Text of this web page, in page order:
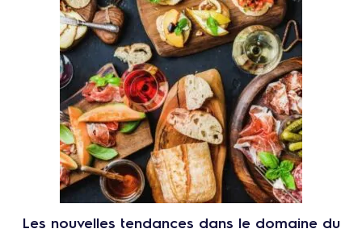
Les nouvelles tendances dans le domaine du